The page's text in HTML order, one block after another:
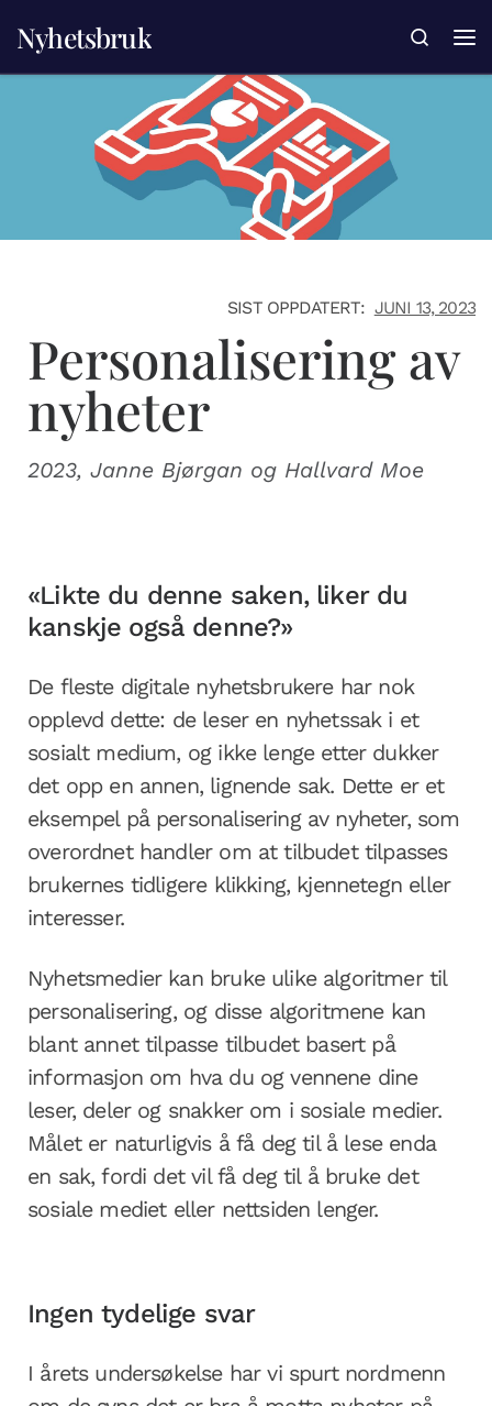
Skip to content
Nyhetsbruk Search
SIST OPPDATERT: JUNI 13, 2023
Personalisering av
nyheter
2023, Janne Bjørgan og Hallvard Moe
«Likte du denne saken, liker du
kanskje også denne?»
De fleste digitale nyhetsbrukere har nok
opplevd dette: de leser en nyhetssak i et
sosialt medium, og ikke lenge etter dukker
det opp en annen, lignende sak. Dette er et
eksempel på personalisering av nyheter, som
overordnet handler om at tilbudet tilpasses
brukernes tidligere klikking, kjennetegn eller
interesser.
Nyhetsmedier kan bruke ulike algoritmer til
personalisering, og disse algoritmene kan
blant annet tilpasse tilbudet basert på
informasjon om hva du og vennene dine
leser, deler og snakker om i sosiale medier.
Målet er naturligvis å få deg til å lese enda
en sak, fordi det vil få deg til å bruke det
sosiale mediet eller nettsiden lenger.
Ingen tydelige svar
I årets undersøkelse har vi spurt nordmenn